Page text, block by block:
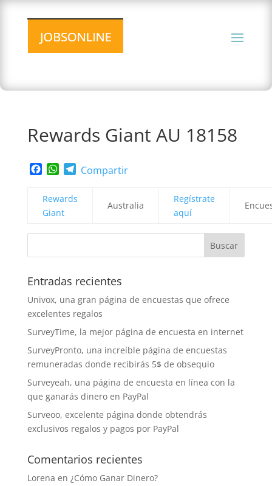
Rewards Giant AU 18158
Facebook
WhatsApp
Telegram
Compartir
Rewards
Giant
Australia
Regístrate
aquí
Entradas recientes
Univox, una gran página de encuestas que ofrece
excelentes regalos
SurveyTime, la mejor página de encuesta en internet
SurveyPronto, una increíble página de encuestas
remuneradas donde recibirás 5$ de obsequio
Surveyeah, una página de encuesta en línea con la
que ganarás dinero en PayPal
Surveoo, excelente página donde obtendrás
exclusivos regalos y pagos por PayPal
Comentarios recientes
Lorena en ¿Cómo Ganar Dinero?